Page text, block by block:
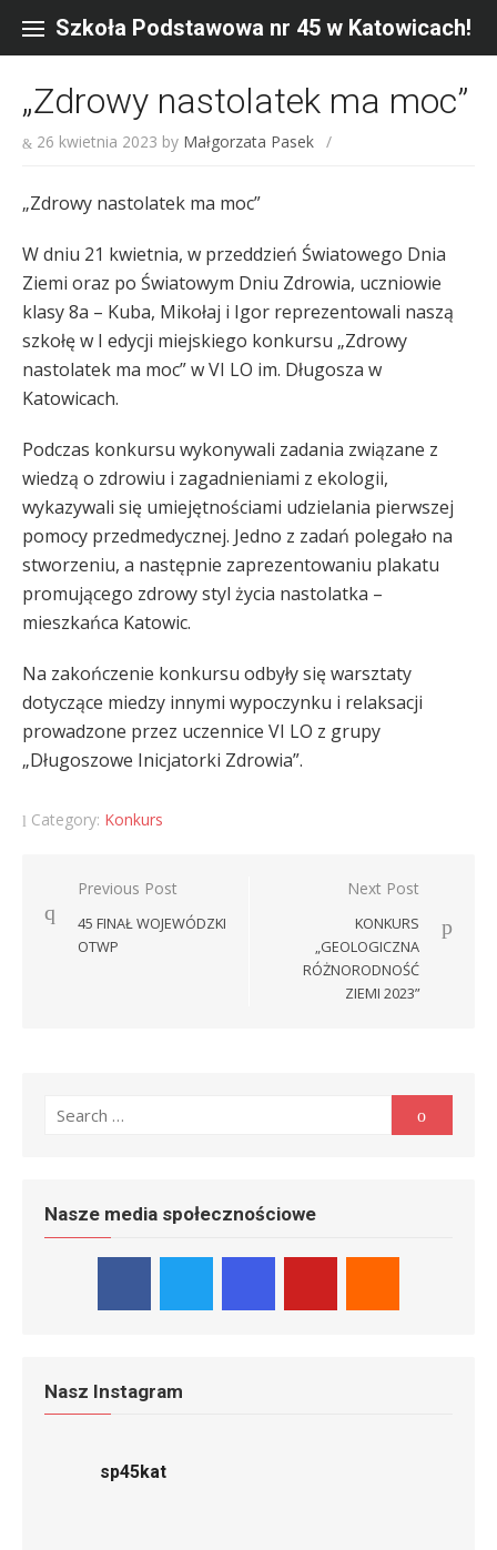
content
Szkoła Podstawowa nr 45 w Katowicach!
„Zdrowy nastolatek ma moc”
26 kwietnia 2023 by Małgorzata Pasek /
„Zdrowy nastolatek ma moc”
W dniu 21 kwietnia, w przeddzień Światowego Dnia
Ziemi oraz po Światowym Dniu Zdrowia, uczniowie
klasy 8a – Kuba, Mikołaj i Igor reprezentowali naszą
szkołę w I edycji miejskiego konkursu „Zdrowy
nastolatek ma moc” w VI LO im. Długosza w
Katowicach.
Podczas konkursu wykonywali zadania związane z
wiedzą o zdrowiu i zagadnieniami z ekologii,
wykazywali się umiejętnościami udzielania pierwszej
pomocy przedmedycznej. Jedno z zadań polegało na
stworzeniu, a następnie zaprezentowaniu plakatu
promującego zdrowy styl życia nastolatka –
mieszkańca Katowic.
Na zakończenie konkursu odbyły się warsztaty
dotyczące miedzy innymi wypoczynku i relaksacji
prowadzone przez uczennice VI LO z grupy
„Długoszowe Inicjatorki Zdrowia”.
Category: Konkurs
Nawigacja
wpisu
Previous Post
45 FINAŁ WOJEWÓDZKI
OTWP
Next Post
KONKURS
„GEOLOGICZNA
RÓŻNORODNOŚĆ
ZIEMI 2023”
for:
Nasze media społecznościowe
Nasz Instagram
sp45kat